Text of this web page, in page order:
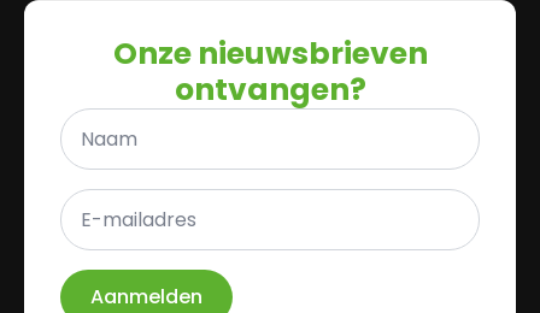
Onze nieuwsbrieven
ontvangen?
Naam
E-
mailadres
*
Aanmelden